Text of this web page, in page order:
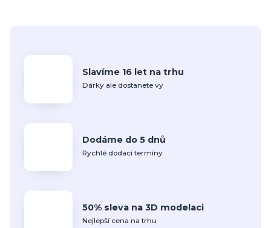
Slavíme 16 let na trhu
Dárky ale dostanete vy
Dodáme do 5 dnů
Rychlé dodací termíny
50% sleva na 3D modelaci
Nejlepší cena na trhu